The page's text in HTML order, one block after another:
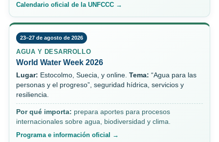
Calendario oficial de la UNFCCC →
23–27 de agosto de 2026
AGUA Y DESARROLLO
World Water Week 2026
Lugar: Estocolmo, Suecia, y online. Tema: “Agua para las
personas y el progreso”, seguridad hídrica, servicios y
resiliencia.
Por qué importa: prepara aportes para procesos
internacionales sobre agua, biodiversidad y clima.
Programa e información oficial →